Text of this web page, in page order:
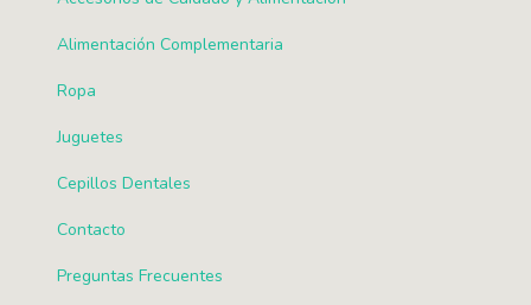
Alimentación Complementaria
Ropa
Juguetes
Cepillos Dentales
Contacto
Preguntas Frecuentes